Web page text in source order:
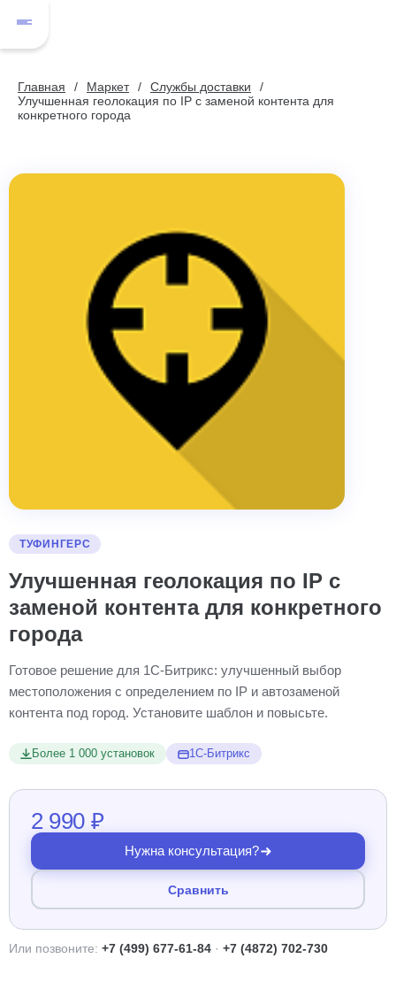
Главная Маркет
Службы доставки
Улучшенная геолокация по IP с заменой контента для
конкретного города
ТУФИНГЕРС
Улучшенная геолокация по IP с
заменой контента для конкретного
города
Готовое решение для 1С-Битрикс: улучшенный выбор
местоположения с определением по IP и автозаменой
контента под город. Установите шаблон и повысьте.
Более 1 000 установок 1С-Битрикс
2 990 ₽
Нужна консультация?
Сравнить
Или позвоните: +7 (499) 677-61-84 · +7 (4872) 702-730